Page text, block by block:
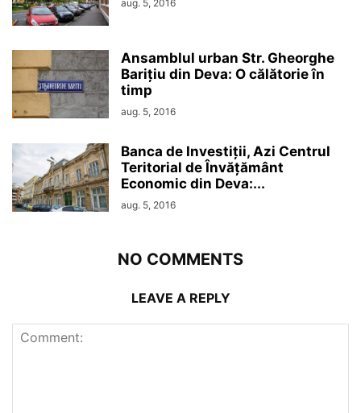
aug. 5, 2016
Ansamblul urban Str. Gheorghe
Barițiu din Deva: O călătorie în
timp
aug. 5, 2016
Banca de Investiții, Azi Centrul
Teritorial de Învățământ
Economic din Deva:...
aug. 5, 2016
NO COMMENTS
LEAVE A REPLY